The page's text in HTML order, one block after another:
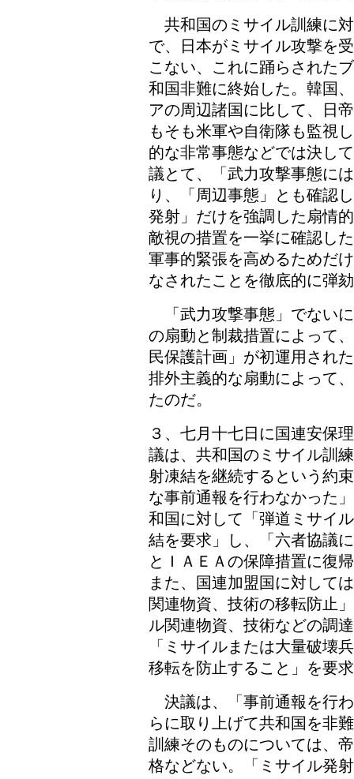
共和国のミサイル訓練に
で、日本がミサイル攻撃を
こない、これに踊らされた
和国非難に終始した。韓国
アの周辺諸国に比して、日
もそも米軍や自衛隊も監視
的な非常事態などでは決し
議とて、「武力攻撃事態に
り、「周辺事態」とも確認
発射」だけを強調した扇情
敵視の措置を一挙に確認し
軍事的緊張を高めるためだ
なされたことを徹底的に弾
「武力攻撃事態」でない
の扇動と制裁措置によって
民保護計画」が初運用され
排外主義的な扇動によって
たのだ。
３、七月十七日に国連安保
議は、共和国のミサイル訓
射凍結を継続するという約
な事前通報を行わなかった
和国に対して「弾道ミサイ
結を要求」し、「六者協議
とＩＡＥＡの保障措置に復
また、国連加盟国に対して
関連物資、技術の移転防止
ル関連物資、技術などの調
「ミサイルまたは大量破壊
移転を防止すること」を要
決議は、「事前通報を行
らに取り上げて共和国を非
訓練そのものについては、
格などない。「ミサイル発